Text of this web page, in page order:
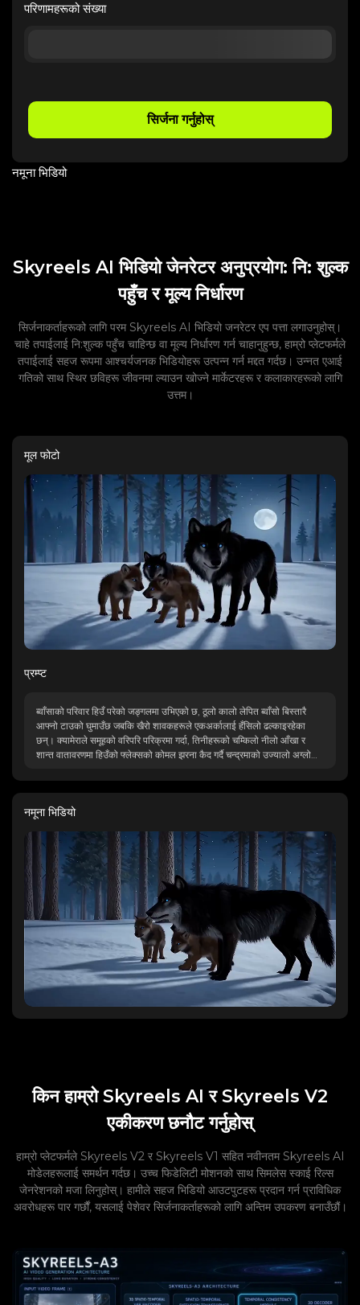
परिणामहरूको संख्या
सिर्जना गर्नुहोस्
नमूना भिडियो
Skyreels AI भिडियो जेनरेटर अनुप्रयोग: नि: शुल्क
पहुँच र मूल्य निर्धारण
सिर्जनाकर्ताहरूको लागि परम Skyreels AI भिडियो जनरेटर एप पत्ता लगाउनुहोस्।
चाहे तपाईलाई नि:शुल्क पहुँच चाहिन्छ वा मूल्य निर्धारण गर्न चाहानुहुन्छ, हाम्रो प्लेटफर्मले
तपाईलाई सहज रूपमा आश्चर्यजनक भिडियोहरू उत्पन्न गर्न मद्दत गर्दछ। उन्नत एआई
गतिको साथ स्थिर छविहरू जीवनमा ल्याउन खोज्ने मार्केटरहरू र कलाकारहरूको लागि
उत्तम।
मूल फोटो
प्रम्प्ट
ब्वाँसाको परिवार हिउँ परेको जङ्गलमा उभिएको छ, ठूलो कालो लेपित ब्वाँसो बिस्तारै
आफ्नो टाउको घुमाउँछ जबकि खैरो शावकहरूले एकअर्कालाई हँसिलो ढल्काइरहेका
छन्। क्यामेराले समूहको वरिपरि परिक्रमा गर्दा, तिनीहरूको चम्किलो नीलो आँखा र
शान्त वातावरणमा हिउँको फ्लेक्सको कोमल झरना कैद गर्दै चन्द्रमाको उज्यालो अग्लो
नमूना भिडियो
किन हाम्रो Skyreels AI र Skyreels V2
एकीकरण छनौट गर्नुहोस्
हाम्रो प्लेटफर्मले Skyreels V2 र Skyreels V1 सहित नवीनतम Skyreels AI
मोडेलहरूलाई समर्थन गर्दछ। उच्च फिडेलिटी मोशनको साथ सिमलेस स्काई रिल्स
जेनरेशनको मजा लिनुहोस्। हामीले सहज भिडियो आउटपुटहरू प्रदान गर्न प्राविधिक
अवरोधहरू पार गर्छौं, यसलाई पेशेवर सिर्जनाकर्ताहरूको लागि अन्तिम उपकरण बनाउँछौं।